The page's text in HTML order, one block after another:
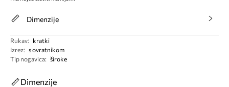
Dimenzije
Rukav:
kratki
Izrez: s ovratnikom
Tip nogavica: široke
Dimenzije